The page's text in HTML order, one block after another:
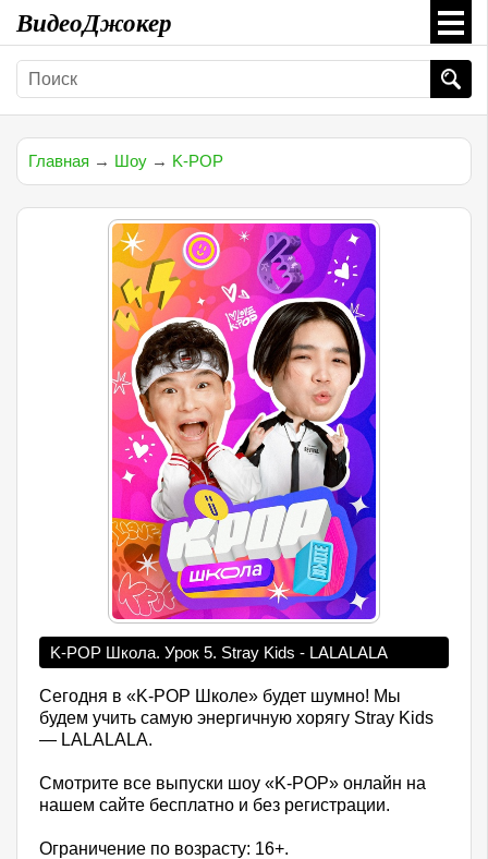
ВидеоДжокер
Главная → Шоу → K-POP
K-POP Школа. Урок 5. Stray Kids - LALALALA
Сегодня в «K-POP Школе» будет шумно! Мы
будем учить самую энергичную хорягу Stray Kids
— LALALALA.
Смотрите все выпуски шоу «K-POP» онлайн на
нашем сайте бесплатно и без регистрации.
Ограничение по возрасту: 16+.